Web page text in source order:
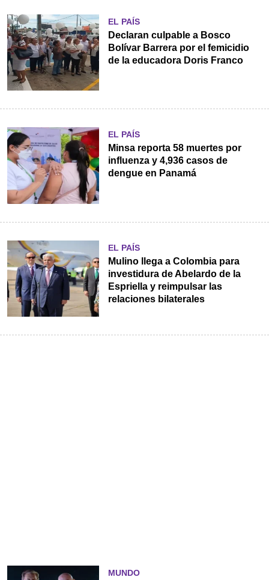
EL PAÍS
Declaran culpable a Bosco
Bolívar Barrera por el femicidio
de la educadora Doris Franco
EL PAÍS
Minsa reporta 58 muertes por
influenza y 4,936 casos de
dengue en Panamá
EL PAÍS
Mulino llega a Colombia para
investidura de Abelardo de la
Espriella y reimpulsar las
relaciones bilaterales
MUNDO